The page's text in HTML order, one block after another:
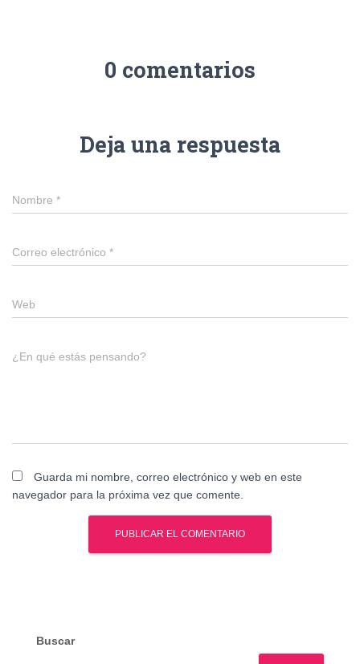
0 comentarios
Deja una respuesta
Nombre *
Correo electrónico *
Web
¿En qué estás pensando?
Guarda mi nombre, correo electrónico y web en este
navegador para la próxima vez que comente.
Buscar